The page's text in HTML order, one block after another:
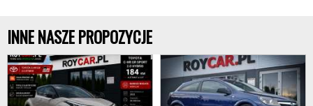
INNE NASZE PROPOZYCJE